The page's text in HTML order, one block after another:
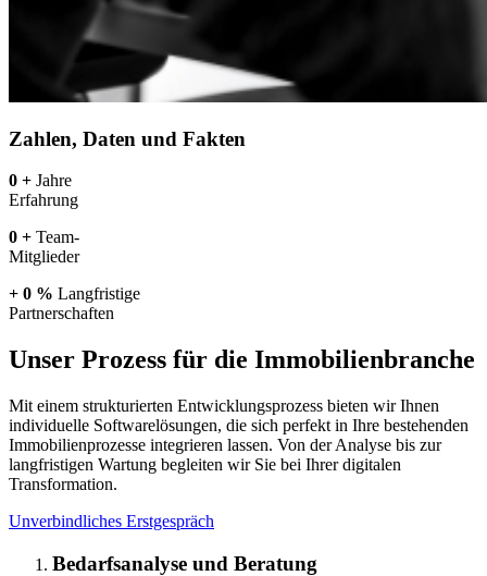
Zahlen, Daten und Fakten
0 + Jahre
Erfahrung
0 + Team-
Mitglieder
+ 0 % Langfristige
Partnerschaften
Unser Prozess für die Immobilienbranche
Mit einem strukturierten Entwicklungsprozess bieten wir Ihnen
individuelle Softwarelösungen, die sich perfekt in Ihre bestehenden
Immobilienprozesse integrieren lassen. Von der Analyse bis zur
langfristigen Wartung begleiten wir Sie bei Ihrer digitalen
Transformation.
Unverbindliches Erstgespräch
Bedarfsanalyse und Beratung